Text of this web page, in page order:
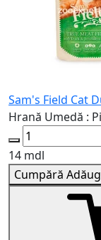
Sam's Field Cat
Hrană Umedă :
14 mdl
Cumpără